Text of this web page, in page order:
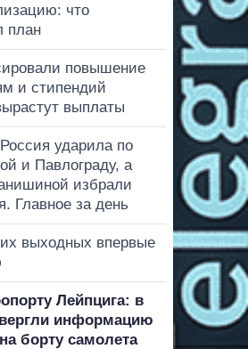
что
план
повышение
и стипендий
выплаты
Россия ударила по
и Павлограду, а
избрали
Главное за день
выходных впервые
Лейпцига: в
информацию
борту самолета